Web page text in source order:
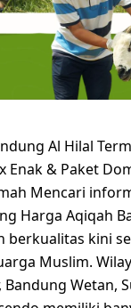
Al Hilal
Enak & Paket
Mencari
Harga Aqiqah
berkualitas kini
Muslim.
Bandung Wetan,